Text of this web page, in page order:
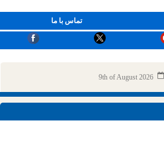
تماس با ما
9th of August 2026